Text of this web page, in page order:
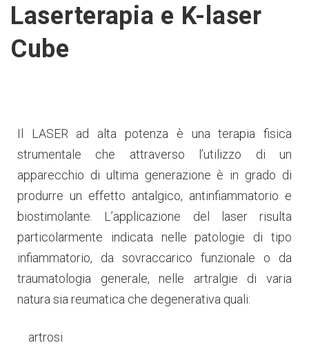
Laserterapia e K-laser
Cube
Il LASER ad alta potenza è una terapia fisica
strumentale che attraverso l’utilizzo di un
apparecchio di ultima generazione è in grado di
produrre un effetto antalgico, antinfiammatorio e
biostimolante. L’applicazione del laser risulta
particolarmente indicata nelle patologie di tipo
infiammatorio, da sovraccarico funzionale o da
traumatologia generale, nelle artralgie di varia
natura sia reumatica che degenerativa quali:
artrosi